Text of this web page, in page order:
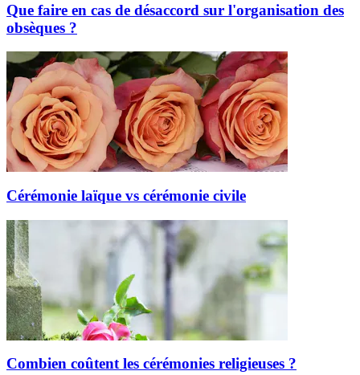
Que faire en cas de désaccord sur l'organisation des
obsèques ?
Cérémonie laïque vs cérémonie civile
Combien coûtent les cérémonies religieuses ?